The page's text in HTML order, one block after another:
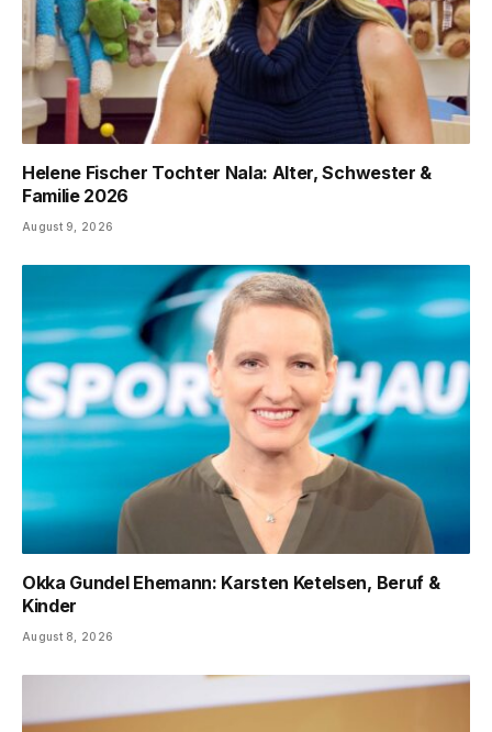
Helene Fischer Tochter Nala: Alter, Schwester &
Familie 2026
August 9, 2026
Okka Gundel Ehemann: Karsten Ketelsen, Beruf &
Kinder
August 8, 2026